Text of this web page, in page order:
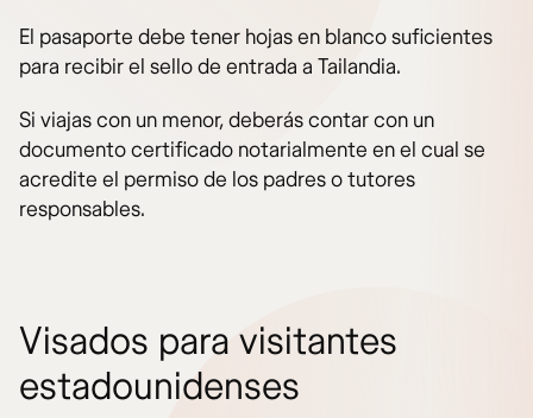
El pasaporte debe tener hojas en blanco suficientes
para recibir el sello de entrada a Tailandia.
Si viajas con un menor, deberás contar con un
documento certificado notarialmente en el cual se
acredite el permiso de los padres o tutores
responsables.
Visados para visitantes
estadounidenses